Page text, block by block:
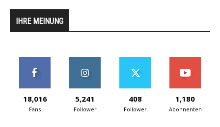
IHRE MEINUNG
18,016
Fans
5,241
Follower
408
Follower
1,180
Abonnenten